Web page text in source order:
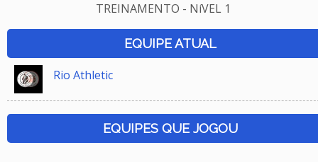
TREINAMENTO - NíVEL 1
EQUIPE ATUAL
Rio Athletic
EQUIPES QUE JOGOU